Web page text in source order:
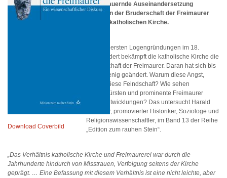
Download Coverbild
Jahre dauernde Auseinandersetzung
zwischen der Bruderschaft der Freimaurer
und der katholischen Kirche.
Seit den ersten Logengründungen im 18.
Jahrhundert bekämpft die katholische Kirche die
Bruderschaft der Freimaurer. Daran hat sich bis
heute wenig geändert. Warum diese Angst,
warum diese Feindschaft? Wie sehen
Kirchenfürsten und prominente Freimaurer
diese Entwicklungen? Das untersucht Harald
Schrefler, promovierter Historiker, Soziologe und
Religionswissenschaftler, im Band 13 der Reihe
„Edition zum rauhen Stein“.
„Das Verhältnis katholische Kirche und Freimaurerei war durch die
Jahrhunderte hindurch von Misstrauen, Verfolgung seitens der Kirche
geprägt. … Eine Befassung mit diesem Verhältnis ist eine nicht leichte, aber